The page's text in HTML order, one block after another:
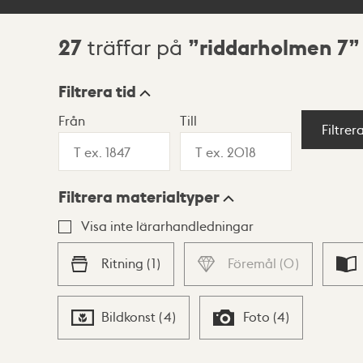
Sökresultat
27 träffar på riddarholmen 7
Visningsläge
Lista Karta
Filtrera tid
Från Till
Filtrera materialtyper
Visa inte lärarhandledningar
Ritning (1) Föremål (0)
Bildkonst (4) Foto (4)